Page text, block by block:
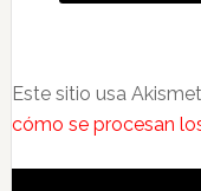
Este sitio usa
cómo se procesan